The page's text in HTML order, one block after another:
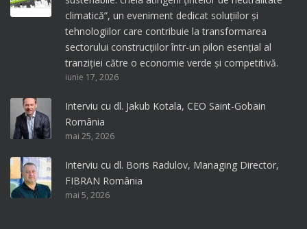
climatică”, un eveniment dedicat soluțiilor și
tehnologiilor care contribuie la transformarea
sectorului construcțiilor într-un pilon esențial al
tranziției către o economie verde și competitivă.
iunie 17, 2026
Interviu cu dl. Jakub Kotala, CEO Saint-Gobain
România
mai 25, 2026
Interviu cu dl. Boris Radulov, Managing Director,
FIBRAN România
mai 5, 2026